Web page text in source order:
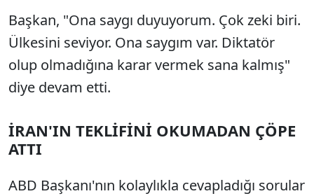
Başkan, "Ona saygı duyuyorum. Çok zeki biri.
Ülkesini seviyor. Ona saygım var. Diktatör
olup olmadığına karar vermek sana kalmış"
diye devam etti.
İRAN'IN TEKLİFİNİ OKUMADAN ÇÖPE
ATTI
ABD Başkanı'nın kolaylıkla cevapladığı sorular